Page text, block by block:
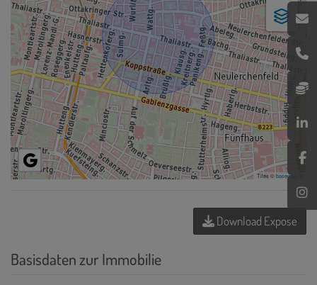
Tiles ©basemap.at
Download Expose
Basisdaten zur Immobilie